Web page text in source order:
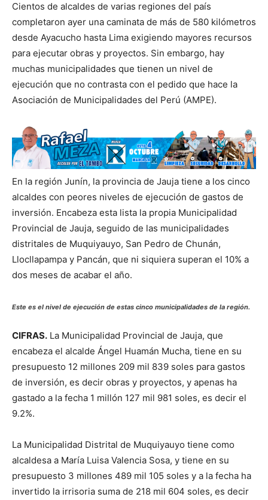
Cientos de alcaldes de varias regiones del país
completaron ayer una caminata de más de 580 kilómetros
desde Ayacucho hasta Lima exigiendo mayores recursos
para ejecutar obras y proyectos. Sin embargo, hay
muchas municipalidades que tienen un nivel de
ejecución que no contrasta con el pedido que hace la
Asociación de Municipalidades del Perú (AMPE).
En la región Junín, la provincia de Jauja tiene a los cinco
alcaldes con peores niveles de ejecución de gastos de
inversión. Encabeza esta lista la propia Municipalidad
Provincial de Jauja, seguido de las municipalidades
distritales de Muquiyauyo, San Pedro de Chunán,
Llocllapampa y Pancán, que ni siquiera superan el 10% a
dos meses de acabar el año.
Este es el nivel de ejecución de estas cinco municipalidades de la región.
CIFRAS. La Municipalidad Provincial de Jauja, que
encabeza el alcalde Ángel Huamán Mucha, tiene en su
presupuesto 12 millones 209 mil 839 soles para gastos
de inversión, es decir obras y proyectos, y apenas ha
gastado a la fecha 1 millón 127 mil 981 soles, es decir el
9.2%.
La Municipalidad Distrital de Muquiyauyo tiene como
alcaldesa a María Luisa Valencia Sosa, y tiene en su
presupuesto 3 millones 489 mil 105 soles y a la fecha ha
invertido la irrisoria suma de 218 mil 604 soles, es decir